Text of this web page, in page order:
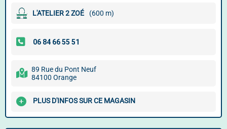
L'ATELIER 2 ZOÉ (600 m)
89 Rue du Pont Neuf
84100 Orange
PLUS D'INFOS SUR CE MAGASIN